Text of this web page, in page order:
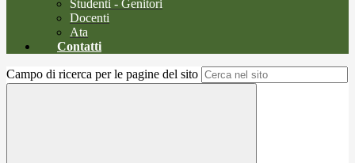
Studenti - Genitori
Docenti
Ata
Contatti
Campo di ricerca per le pagine del sito